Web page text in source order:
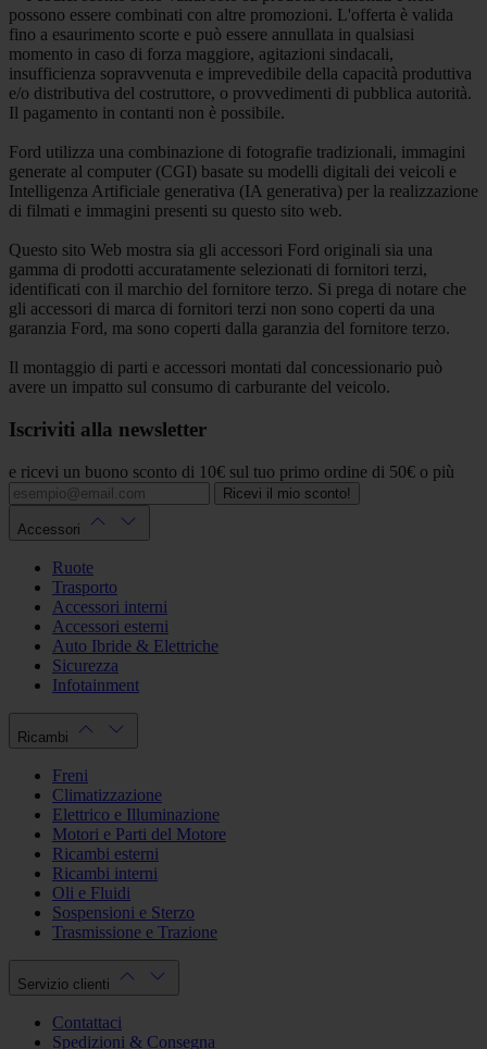
possono essere combinati con altre promozioni. L'offerta è valida
fino a esaurimento scorte e può essere annullata in qualsiasi
momento in caso di forza maggiore, agitazioni sindacali,
insufficienza sopravvenuta e imprevedibile della capacità produttiva
e/o distributiva del costruttore, o provvedimenti di pubblica autorità.
Il pagamento in contanti non è possibile.
Ford utilizza una combinazione di fotografie tradizionali, immagini
generate al computer (CGI) basate su modelli digitali dei veicoli e
Intelligenza Artificiale generativa (IA generativa) per la realizzazione
di filmati e immagini presenti su questo sito web.
Questo sito Web mostra sia gli accessori Ford originali sia una
gamma di prodotti accuratamente selezionati di fornitori terzi,
identificati con il marchio del fornitore terzo. Si prega di notare che
gli accessori di marca di fornitori terzi non sono coperti da una
garanzia Ford, ma sono coperti dalla garanzia del fornitore terzo.
Il montaggio di parti e accessori montati dal concessionario può
avere un impatto sul consumo di carburante del veicolo.
Iscriviti alla newsletter
e ricevi un buono sconto di 10€ sul tuo primo ordine di 50€ o più
Ricevi il mio sconto!
Accessori
Ruote
Trasporto
Accessori interni
Accessori esterni
Auto Ibride & Elettriche
Sicurezza
Infotainment
Ricambi
Freni
Climatizzazione
Elettrico e Illuminazione
Motori e Parti del Motore
Ricambi esterni
Ricambi interni
Oli e Fluidi
Sospensioni e Sterzo
Trasmissione e Trazione
Servizio clienti
Contattaci
Spedizioni & Consegna